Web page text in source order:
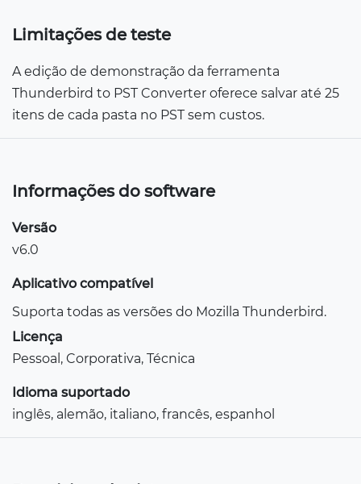
Limitações de teste
A edição de demonstração da ferramenta
Thunderbird to PST Converter oferece salvar até 25
itens de cada pasta no PST sem custos.
Informações do software
Versão
v6.0
Aplicativo compatível
Suporta todas as versões do Mozilla Thunderbird.
Licença
Pessoal, Corporativa, Técnica
Idioma suportado
inglês, alemão, italiano, francês, espanhol